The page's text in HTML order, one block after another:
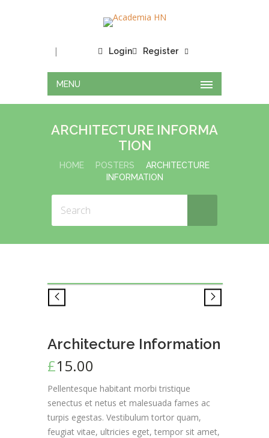
Login
| Register
MENU
ARCHITECTURE INFORMA
TION
HOME POSTERS
ARCHITECTURE
INFORMATION
Architecture Information
£15.00
Pellentesque habitant morbi tristique
senectus et netus et malesuada fames ac
turpis egestas. Vestibulum tortor quam,
feugiat vitae, ultricies eget, tempor sit amet,